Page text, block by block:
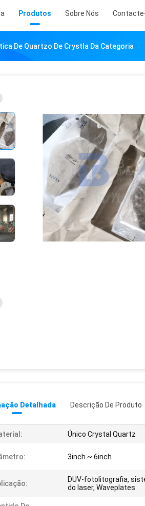
Produtos Sobre Nós
De Quartzo De Crystla Da Categoria
Detalhada Descrição De Produto
Único Crystal Quartz
3inch ~ 6inch
DUV-fotolitografia,
do laser, Waveplates